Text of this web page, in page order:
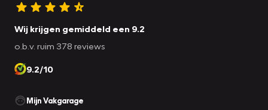
Wij krijgen gemiddeld een 9.2
o.b.v. ruim 378 reviews
9.2/10
Mijn Vakgarage